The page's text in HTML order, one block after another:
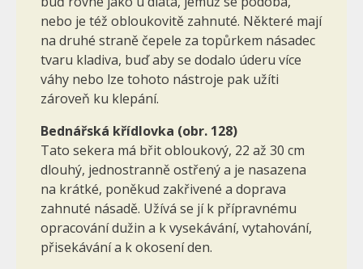
nebo je též obloukovitě zahnuté. Některé mají
na druhé straně čepele za topůrkem násadec
tvaru kladiva, buď aby se dodalo úderu více
váhy nebo lze tohoto nástroje pak užíti
zároveň ku klepání.
Bednářská křídlovka (obr. 128)
Tato sekera má břit obloukový, 22 až 30 cm
dlouhý, jednostranně ostřený a je nasazena
na krátké, poněkud zakřivené a doprava
zahnuté násadě. Užívá se jí k přípravnému
opracování dužin a k vysekávání, vytahování,
přisekávání a k okosení den.